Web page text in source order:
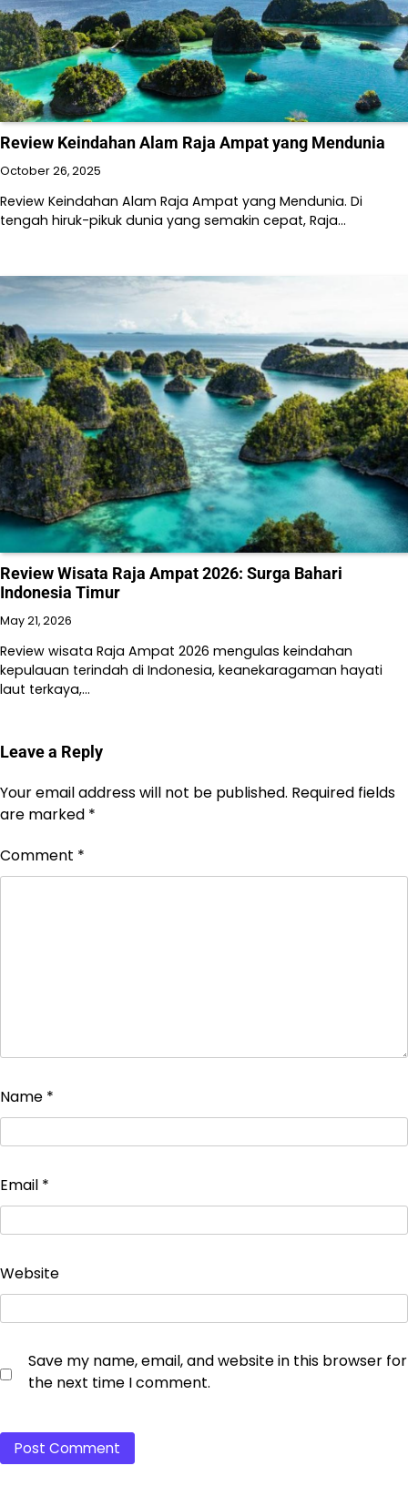
Review Keindahan Alam Raja Ampat yang Mendunia
October 26, 2025
Review Keindahan Alam Raja Ampat yang Mendunia. Di
tengah hiruk-pikuk dunia yang semakin cepat, Raja…
Review Wisata Raja Ampat 2026: Surga Bahari
Indonesia Timur
May 21, 2026
Review wisata Raja Ampat 2026 mengulas keindahan
kepulauan terindah di Indonesia, keanekaragaman hayati
laut terkaya,…
Leave a Reply
Your email address will not be published. Required fields
are marked *
Comment *
Name *
Email *
Website
Save my name, email, and website in this browser for
the next time I comment.